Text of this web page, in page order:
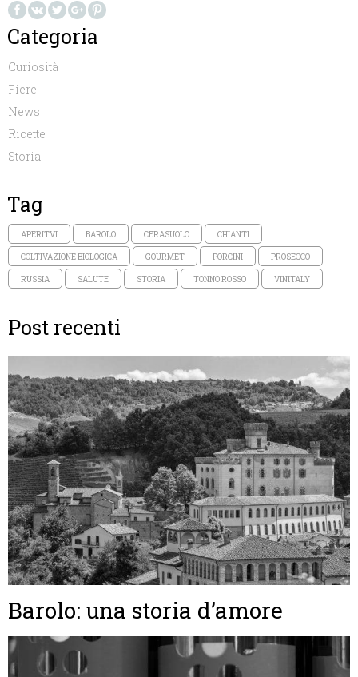
Categoria
Curiosità
Fiere
News
Ricette
Storia
Tag
APERITVI BAROLO CERASUOLO CHIANTI
COLTIVAZIONE BIOLOGICA GOURMET PORCINI PROSECCO
RUSSIA SALUTE STORIA TONNO ROSSO VINITALY
Post recenti
Barolo: una storia d’amore